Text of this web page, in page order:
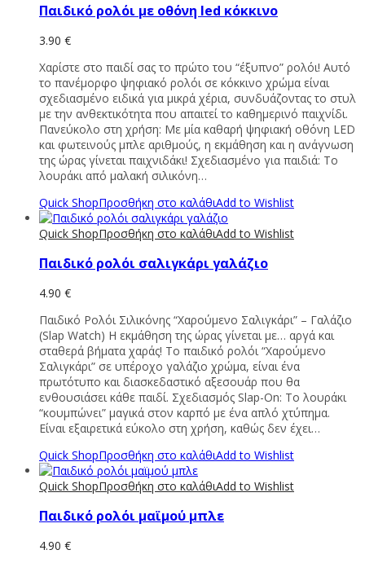
Παιδικό ρολόι με οθόνη led κόκκινο
3.90 €
Χαρίστε στο παιδί σας το πρώτο του “έξυπνο” ρολόι! Αυτό
το πανέμορφο ψηφιακό ρολόι σε κόκκινο χρώμα είναι
σχεδιασμένο ειδικά για μικρά χέρια, συνδυάζοντας το στυλ
με την ανθεκτικότητα που απαιτεί το καθημερινό παιχνίδι.
Πανεύκολο στη χρήση: Με μία καθαρή ψηφιακή οθόνη LED
και φωτεινούς μπλε αριθμούς, η εκμάθηση και η ανάγνωση
της ώρας γίνεται παιχνιδάκι! Σχεδιασμένο για παιδιά: Το
λουράκι από μαλακή σιλικόνη…
Quick ShopΠροσθήκη στο καλάθιAdd to Wishlist
Quick ShopΠροσθήκη στο καλάθιAdd to Wishlist
Παιδικό ρολόι σαλιγκάρι γαλάζιο
4.90 €
Παιδικό Ρολόι Σιλικόνης “Χαρούμενο Σαλιγκάρι” – Γαλάζιο
(Slap Watch) Η εκμάθηση της ώρας γίνεται με… αργά και
σταθερά βήματα χαράς! Το παιδικό ρολόι “Χαρούμενο
Σαλιγκάρι” σε υπέροχο γαλάζιο χρώμα, είναι ένα
πρωτότυπο και διασκεδαστικό αξεσουάρ που θα
ενθουσιάσει κάθε παιδί. Σχεδιασμός Slap-On: Το λουράκι
“κουμπώνει” μαγικά στον καρπό με ένα απλό χτύπημα.
Είναι εξαιρετικά εύκολο στη χρήση, καθώς δεν έχει…
Quick ShopΠροσθήκη στο καλάθιAdd to Wishlist
Quick ShopΠροσθήκη στο καλάθιAdd to Wishlist
Παιδικό ρολόι μαϊμού μπλε
4.90 €